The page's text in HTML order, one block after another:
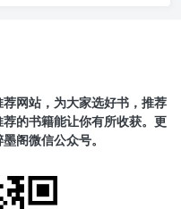
网站，为大家选好书，推荐
的书籍能让你有所收获。更
阁微信公众号。